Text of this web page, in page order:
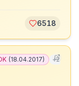
6518
(18.04.2017) +2